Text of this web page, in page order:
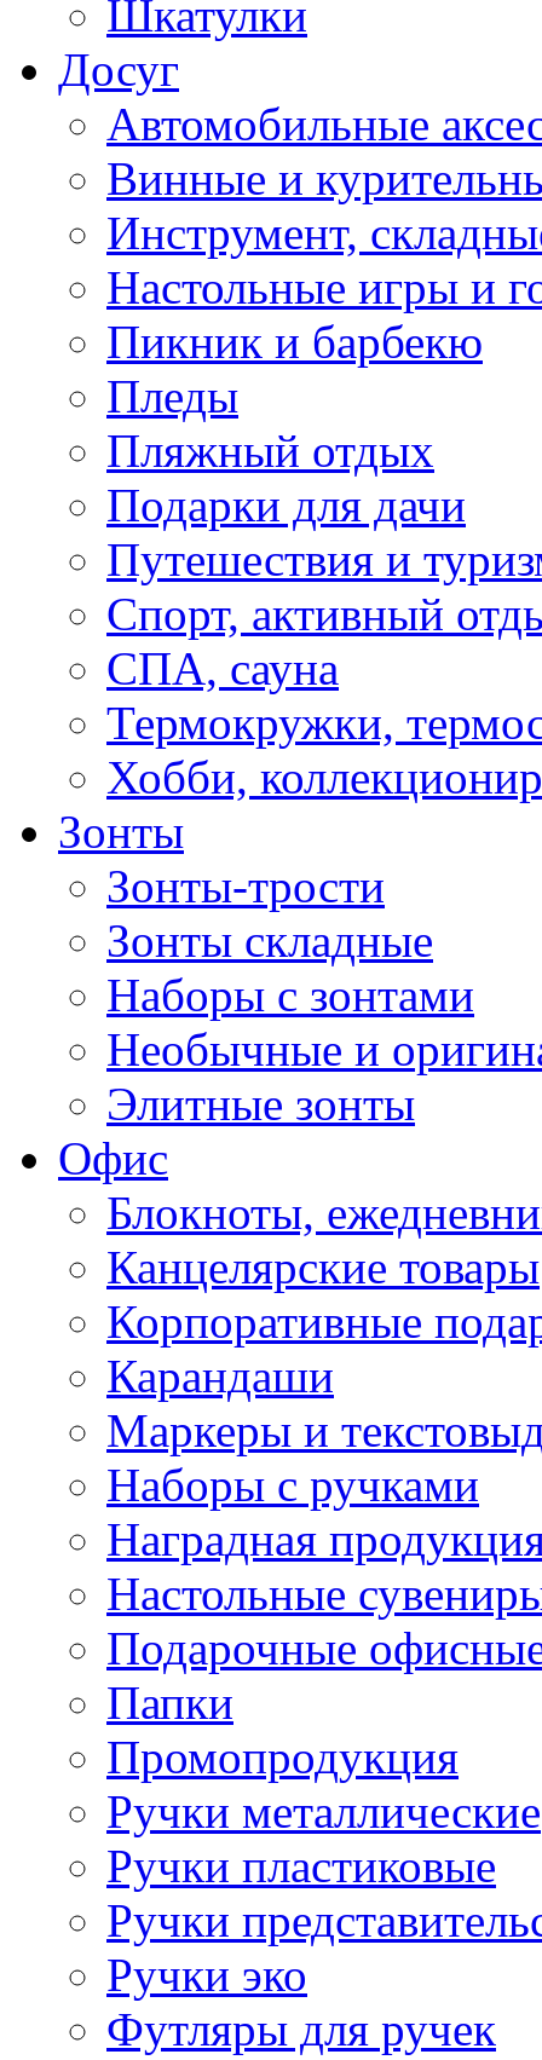
Шкатулки
Досуг
Автомобильные
Винные и
Инструмент,
Настольные игры и
Пикник и барбекю
Пледы
Пляжный отдых
Подарки для дачи
Путешествия и
Спорт, активный
СПА, сауна
Термокружки,
Хобби,
Зонты
Зонты-трости
Зонты складные
Наборы с зонтами
Необычные и
Элитные зонты
Офис
Блокноты,
Канцелярские товары
Корпоративные
Карандаши
Маркеры и
Наборы с ручками
Наградная
Настольные
Подарочные
Папки
Промопродукция
Ручки металлические
Ручки пластиковые
Ручки
Ручки эко
Футляры для ручек